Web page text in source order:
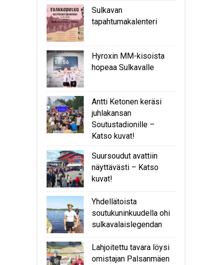
Sulkavan
tapahtumakalenteri
Hyroxin MM-kisoista
hopeaa Sulkavalle
Antti Ketonen keräsi
juhlakansan
Soutustadionille –
Katso kuvat!
Suursoudut avattiin
näyttävästi – Katso
kuvat!
Yhdellätoista
soutukuninkuudella ohi
sulkavalaislegendan
Lahjoitettu tavara löysi
omistajan Palsanmäen